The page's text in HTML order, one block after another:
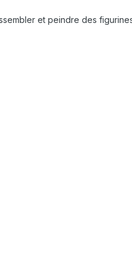
et peindre des